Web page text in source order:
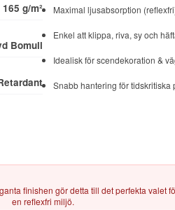
165 g/m²
Bomull
Maximal ljusabsorption
Enkel att klippa, riva, sy och
Idealisk för scendekoration &
Snabb hantering för tidskritiska
finishen gör detta till det perfekta valet